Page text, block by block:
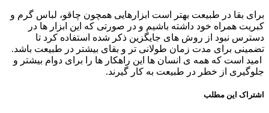
برای بقا در طبیعت بهتر است ابزارهایی همچون چاقو، لباس گرم و
کبریت همراه خود داشته باشیم و در صورتی که این ابزار ها در
دسترس نبود از روش های جایگزین ذکر شده استفاده کرد تا
تضمینی برای مدت زمان طولانی تر و بقای بیشتر در طبیعت باشد.
امید است که همه ی انسان ها این راهکار ها را برای دوام بیشتر و
جلوگیری از خطر در طبیعت به کار گیرند.
اشتراک این مطلب